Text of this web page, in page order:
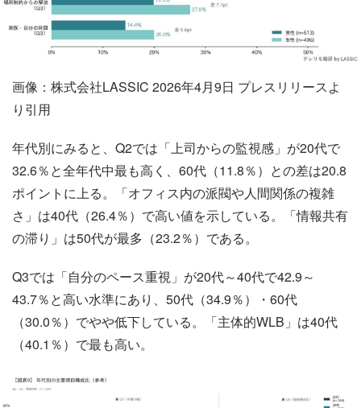
画像：株式会社LASSIC 2026年4月9日 プレスリリースよ
り引用
年代別にみると、Q2では「上司からの監視感」が20代で
32.6％と全年代中最も高く、60代（11.8％）との差は20.8
ポイントに上る。「オフィス内の派閥や人間関係の複雑
さ」は40代（26.4％）で高い値を示している。「情報共有
の滞り」は50代が最多（23.2％）である。
Q3では「自分のペース重視」が20代～40代で42.9～
43.7％と高い水準にあり、50代（34.9％）・60代
（30.0％）でやや低下している。「主体的WLB」は40代
（40.1％）で最も高い。